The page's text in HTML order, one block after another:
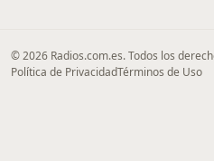
© 2026 Radios.com.es. Todos los
Política de PrivacidadTérminos de Uso